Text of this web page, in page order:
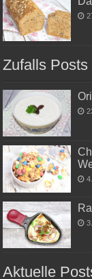
Zufalls Posts
Aktuelle